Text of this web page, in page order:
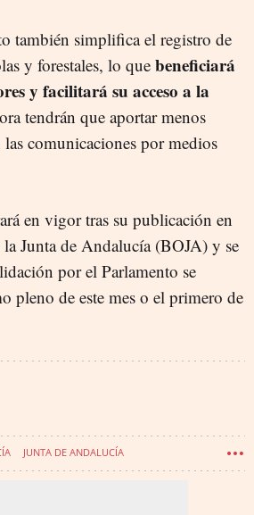
también simplifica el registro de
y forestales, lo quebeneficiará
y facilitará su acceso a la
tendrán que aportar menos
comunicaciones por medios
en vigor tras su publicación en
Junta de Andalucía (BOJA) y se
por el Parlamento se
pleno de este mes o el primero de
JUNTA DE ANDALUCÍA